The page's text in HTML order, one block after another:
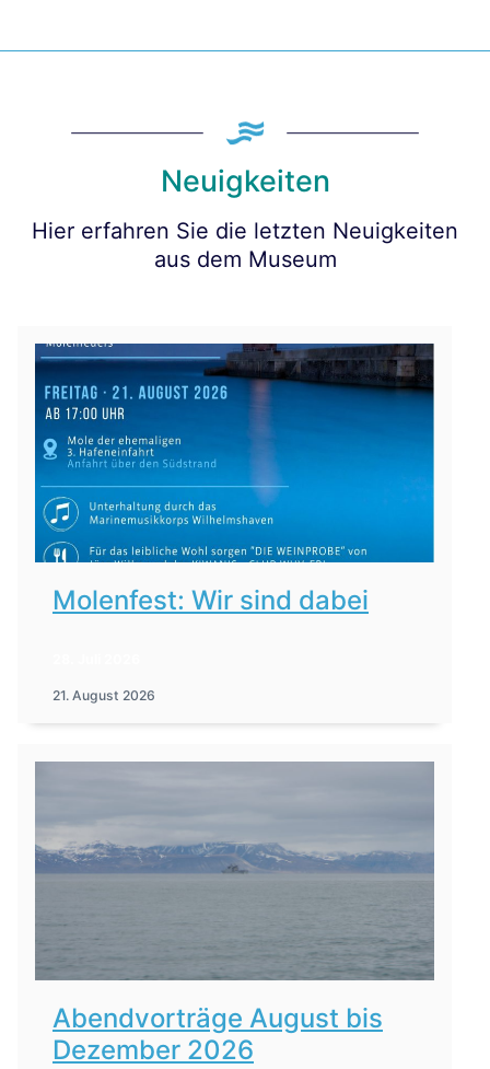
Neuigkeiten
Hier erfahren Sie die letzten Neuigkeiten
aus dem Museum
Molenfest: Wir sind dabei
21. August 2026
Abendvorträge August bis
Dezember 2026